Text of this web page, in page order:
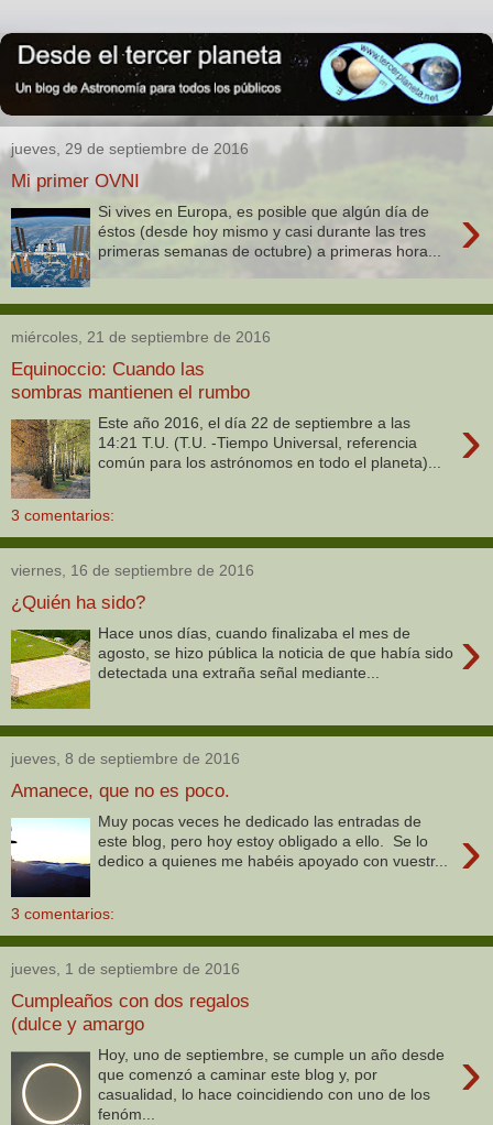
jueves, 29 de septiembre de 2016
Mi primer OVNI
›
Si vives en Europa, es posible que algún día de
éstos (desde hoy mismo y casi durante las tres
primeras semanas de octubre) a primeras hora...
miércoles, 21 de septiembre de 2016
Equinoccio: Cuando las
sombras mantienen el rumbo
›
Este año 2016, el día 22 de septiembre a las
14:21 T.U. (T.U. -Tiempo Universal, referencia
común para los astrónomos en todo el planeta)...
3 comentarios:
viernes, 16 de septiembre de 2016
¿Quién ha sido?
›
Hace unos días, cuando finalizaba el mes de
agosto, se hizo pública la noticia de que había sido
detectada una extraña señal mediante...
jueves, 8 de septiembre de 2016
Amanece, que no es poco.
›
Muy pocas veces he dedicado las entradas de
este blog, pero hoy estoy obligado a ello. Se lo
dedico a quienes me habéis apoyado con vuestr...
3 comentarios:
jueves, 1 de septiembre de 2016
Cumpleaños con dos regalos
(dulce y amargo
›
Hoy, uno de septiembre, se cumple un año desde
que comenzó a caminar este blog y, por
casualidad, lo hace coincidiendo con uno de los
fenóm...